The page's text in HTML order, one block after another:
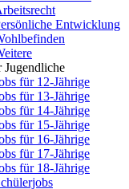
Entwicklung
Jugendliche
für 12-Jährige
für 13-Jährige
für 14-Jährige
für 15-Jährige
für 16-Jährige
für 17-Jährige
für 18-Jährige